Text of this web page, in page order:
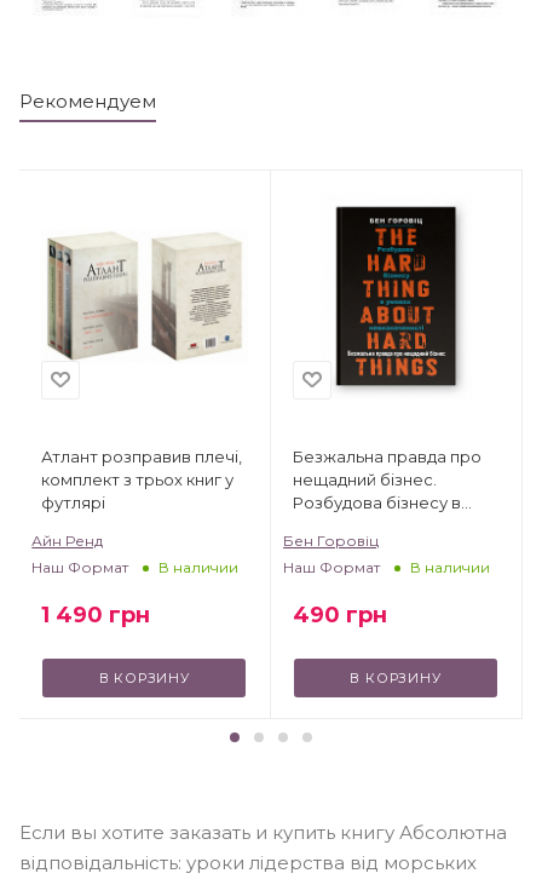
Рекомендуем
Атлант розправив плечі,
комплект з трьох книг у
футлярі
Айн Ренд
Наш Формат
В наличии
1 490 грн
В КОРЗИНУ
Безжальна правда про
нещадний бізнес.
Розбудова бізнесу в
Бен Горовіц
Наш Формат
В наличии
490 грн
В КОРЗИНУ
Если вы хотите заказать и купить книгу Абсолютна
відповідальність: уроки лідерства від морських